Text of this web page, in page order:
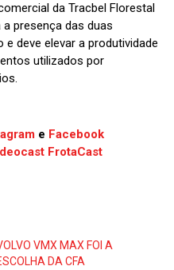
da Tracbel Florestal
presença das duas
deve elevar a produtividade
utilizados por
e Facebook
FrotaCast
VMX MAX FOI A
DA CFA